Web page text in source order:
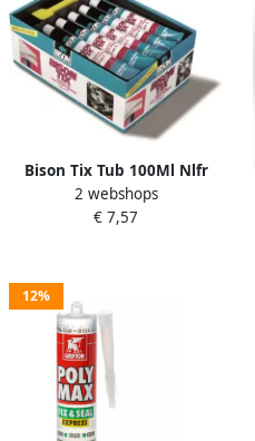
Bison Tix Tub 100Ml Nlfr
Contactlijm 1305108
2 webshops
€ 7,57
12%